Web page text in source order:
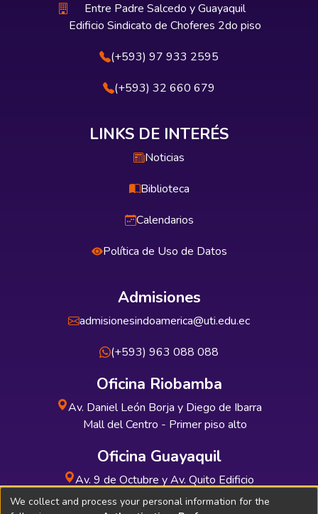
Entre Padre Salcedo y Guayaquil
Edificio Sindicato de Choferes 2do piso
(+593) 97 933 2595
(+593) 32 660 679
LINKS DE INTERÉS
Noticias
Biblioteca
Calendarios
Política de Uso de Datos
Admisiones
admisionesindoamerica@uti.edu.ec
(+593) 963 088 088
Oficina Riobamba
Av. Daniel León Borja y Diego de Ibarra
Mall del Centro - Primer piso alto
Oficina Guayaquil
Av. 9 de Octubre y Av. Quito Edificio
INDUAUTO - Planta baja
We collect and process your personal information for the